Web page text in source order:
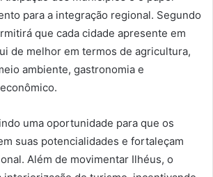
para a integração regional. Segundo
que cada cidade apresente em
de melhor em termos de agricultura,
ambiente, gastronomia e
uma oportunidade para que os
suas potencialidades e fortaleçam
Além de movimentar Ilhéus, o